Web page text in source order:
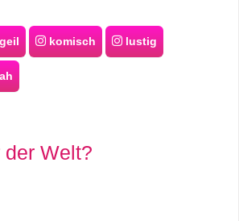
komisch lustig
der Welt?